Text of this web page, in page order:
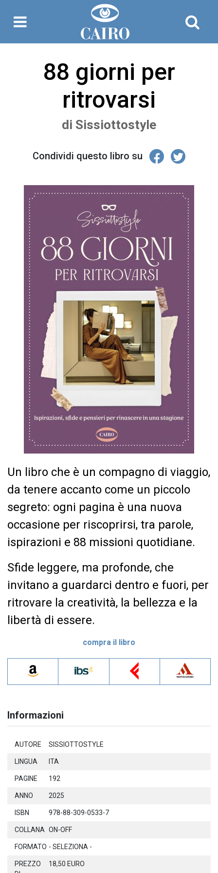
88 giorni per
ritrovarsi
di Sissiottostyle
Condividi questo libro su
Un libro che è un compagno di viaggio,
da tenere accanto come un piccolo
segreto: ogni pagina è una nuova
occasione per riscoprirsi, tra parole,
ispirazioni e 88 missioni quotidiane.
Sfide leggere, ma profonde, che
invitano a guardarci dentro e fuori, per
ritrovare la creatività, la bellezza e la
libertà di essere.
compra il libro
Informazioni
AUTORE SISSIOTTOSTYLE
LINGUA ITA
PAGINE 192
ANNO 2025
ISBN 978-88-309-0533-7
COLLANA ON-OFF
FORMATO - SELEZIONA -
PREZZO
18,50 EURO